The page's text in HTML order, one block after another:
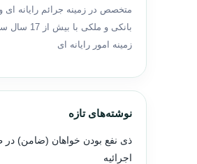
متخصص در زمینه جرائم رایانه ای
بانکی و ملکی با
زمینه امور رایانه ای
نوشته‌های تازه
ذی نفع بودن خواهان (ضامن) در
اجرائیه